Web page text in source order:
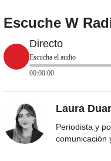
Escuche W
Directo
Escucha el audio
00:00:00
Laura
Periodista y
comunicación